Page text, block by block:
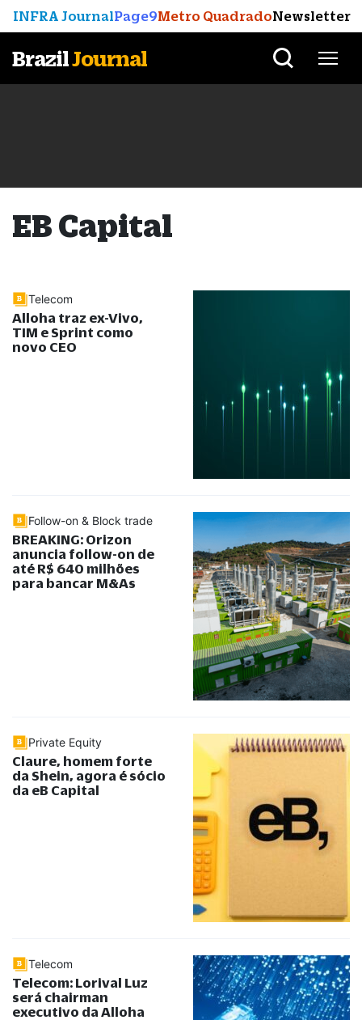
INFRA JournalPage9Metro QuadradoNewsletter
BrazilJournal
EB Capital
Telecom
Alloha traz ex-Vivo,
TIM e Sprint como
novo CEO
Follow-on & Block trade
BREAKING: Orizon
anuncia follow-on de
até R$ 640 milhões
para bancar M&As
Private Equity
Claure, homem forte
da Shein, agora é sócio
da eB Capital
Telecom
Telecom: Lorival Luz
será chairman
executivo da Alloha